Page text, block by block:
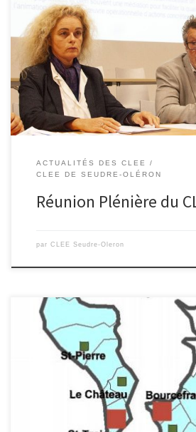
Le 15 octobre tous les acteurs de
économique étaient réunis pour la
de Seudre-Oléron. …. Une signature de
:Gwendoline Teyssier, Laurent Tourneur
française pour le développement de
copilotes de […]
ACTUALITÉS DES CLEE
CLEE DE SEUDRE-OLÉRON
Réunion Plénière du
par CLEE Seudre-Oleron
Bilan de la réunion du comité de pilotage
Jean Hay Le mercredi 18 septembre
présents :Patricia Chollet Maffart, pour le
principal du CLG Jean Hay, Marennes.
du CLG Le Pertuis d’Antioche, Saint-
Teyssier, principale d’ajointe du CLG […]